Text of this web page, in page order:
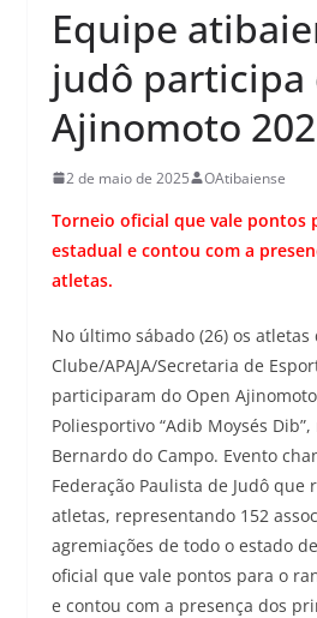
Equipe
judô participa
Ajinomoto
2 de maio de 2025 OAtibaiense
Torneio oficial que vale pontos
estadual e contou com a
atletas.
No último sábado (26) os atletas
Clube/APAJA/Secretaria de
participaram do Open
Poliesportivo “Adib Moysés
Bernardo do Campo. Evento
Federação Paulista de Judô que
atletas, representando 152
agremiações de todo o estado
oficial que vale pontos para o
e contou com a presença dos